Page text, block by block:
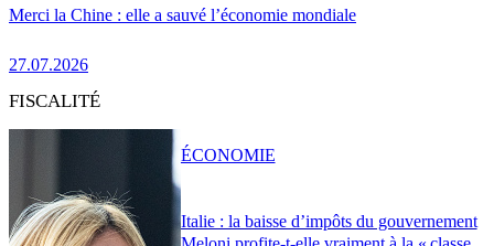
Merci la Chine : elle a sauvé l’économie mondiale
27.07.2026
FISCALITÉ
Italie : la baisse d’impôts du gouvernement
ÉCONOMIE